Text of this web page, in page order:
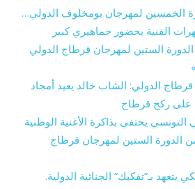
الخمسين لمهرجان بومخلوف الدولي…
الفنية بحضور جماهيري كبير
الدورة الستين لمهرجان قرطاج الدولي
قرطاج الدولي: الشاب خالد يعيد أمجاد
على ركح قرطاج
التونسي يحتفي بذاكرة الأغنية الوطنية
الدورة الستين لمهرجان قرطاج
يتعهد بـ”تفكيك” الجنائية الدولية.